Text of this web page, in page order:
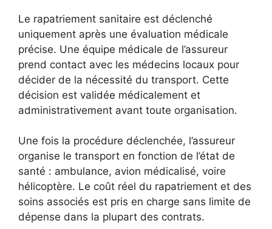
Le rapatriement sanitaire est déclenché
uniquement après une évaluation médicale
précise. Une équipe médicale de l’assureur
prend contact avec les médecins locaux pour
décider de la nécessité du transport. Cette
décision est validée médicalement et
administrativement avant toute organisation.
Une fois la procédure déclenchée, l’assureur
organise le transport en fonction de l’état de
santé : ambulance, avion médicalisé, voire
hélicoptère. Le coût réel du rapatriement et des
soins associés est pris en charge sans limite de
dépense dans la plupart des contrats.